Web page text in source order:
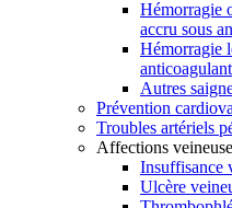
Hémorragie
accru sous
Hémorragie
Autres
Prévention
Troubles artériels
Affections
Insuffisance
Ulcère